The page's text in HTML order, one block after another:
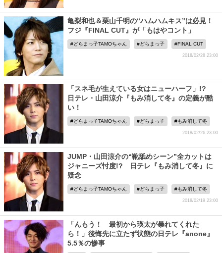
亀梨和也＆栗山千明の“ハムハムキス”は必見！
フジ『FINAL CUT』が「もはやコント」
どらまっ子TAMOちゃん どらまっ子 FINAL CUT
2018/02/28 23:00
「スネ毛が生えている女はニューハーフ」!?
日テレ・山田涼介『もみ消して冬』の定義が酷
い！
どらまっ子TAMOちゃん どらまっ子 もみ消して冬
2018/02/26 23:00
JUMP・山田涼介の“靴舐めシーン”全カットは
ジャニーズ忖度!? 日テレ『もみ消して冬』に
疑念
どらまっ子TAMOちゃん どらまっ子 もみ消して冬
2018/02/19 23:00
「んもう！ 最初から瑛太が暴れてくれた
ら！」後悔先に立たず状態の日テレ『anone』
5.5％の惨事